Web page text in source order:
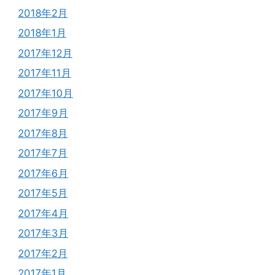
2018年2月
2018年1月
2017年12月
2017年11月
2017年10月
2017年9月
2017年8月
2017年7月
2017年6月
2017年5月
2017年4月
2017年3月
2017年2月